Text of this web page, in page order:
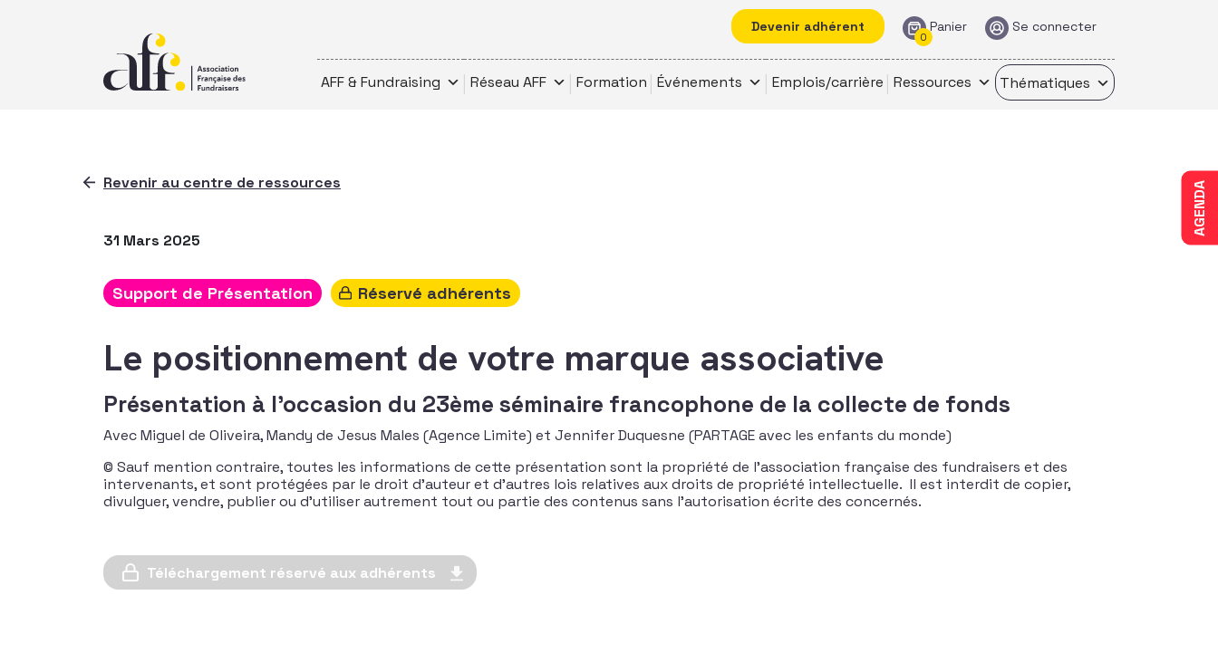
Devenir adhérent Panier
0
Se connecter
AFF & Fundraising Réseau AFF Formation Événements Emplois/carrière Ressources Thématiques
AGENDA
Revenir au centre de ressources
31 Mars 2025
Support de Présentation Réservé adhérents
Le positionnement de votre marque associative
Présentation à l'occasion du 23ème séminaire francophone de la collecte de fonds
Avec Miguel de Oliveira, Mandy de Jesus Males (Agence Limite) et Jennifer Duquesne (PARTAGE avec les enfants du monde)
© Sauf mention contraire, toutes les informations de cette présentation sont la propriété de l’association française des fundraisers et des
intervenants, et sont protégées par le droit d’auteur et d’autres lois relatives aux droits de propriété intellectuelle. Il est interdit de copier,
divulguer, vendre, publier ou d’utiliser autrement tout ou partie des contenus sans l’autorisation écrite des concernés.
Téléchargement réservé aux adhérents